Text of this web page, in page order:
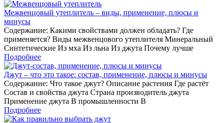
Межвенцовый утеплитель – виды, применение, плюсы и
минусы
Содержание: Какими свойствами должен обладать? Где
применяется? Виды межвенцового утеплителя Минеральный
Синтетические Из мха Из льна Из джута Почему лучше
Подробнее
Джут – что это такое: состав, применение, плюсы и минусы
Содержание: Что такое джут? Описание растения Где растёт
Состав и свойства джута Страна производитель джута
Применение джута В промышленности В
Подробнее